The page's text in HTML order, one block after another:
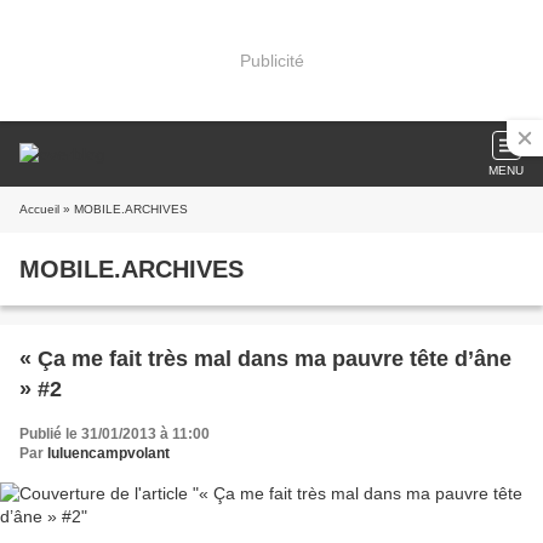
Publicité
MENU
Accueil » MOBILE.ARCHIVES
MOBILE.ARCHIVES
« Ça me fait très mal dans ma pauvre tête d’âne
» #2
Publié le 31/01/2013 à 11:00
Par luluencampvolant